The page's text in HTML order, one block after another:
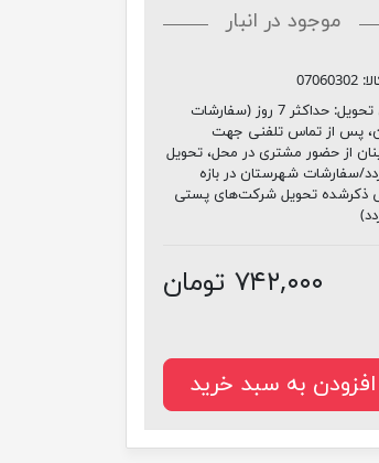
موجود در انبار
07060302
تحویل:
حداکثر 7 روز (سفارشات
پس از تماس تلفنی جهت
از حضور مشتری در محل، تحویل
سفارشات شهرستان در بازه
ذکرشده تحویل شرکت‌های پستی
۷۴۲,۰۰۰ تومان
افزودن به سبد خرید